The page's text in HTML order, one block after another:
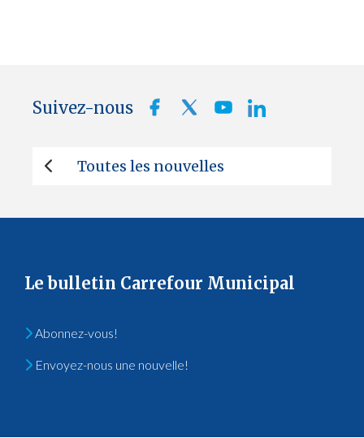
Suivez-nous
Toutes les nouvelles
Le bulletin Carrefour Municipal
Abonnez-vous!
Envoyez-nous une nouvelle!